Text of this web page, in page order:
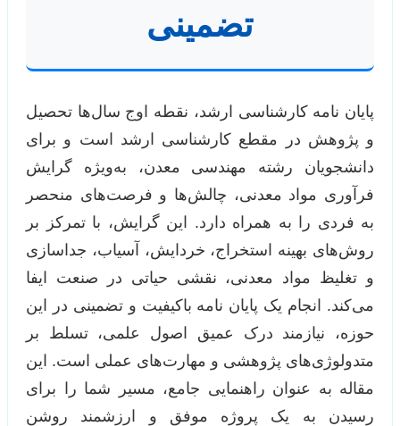
تضمینی
پایان نامه کارشناسی ارشد، نقطه اوج سال‌ها تحصیل
و پژوهش در مقطع کارشناسی ارشد است و برای
دانشجویان رشته مهندسی معدن، به‌ویژه گرایش
فرآوری مواد معدنی، چالش‌ها و فرصت‌های منحصر
به فردی را به همراه دارد. این گرایش، با تمرکز بر
روش‌های بهینه استخراج، خردایش، آسیاب، جداسازی
و تغلیظ مواد معدنی، نقشی حیاتی در صنعت ایفا
می‌کند. انجام یک پایان نامه باکیفیت و تضمینی در این
حوزه، نیازمند درک عمیق اصول علمی، تسلط بر
متدولوژی‌های پژوهشی و مهارت‌های عملی است. این
مقاله به عنوان راهنمایی جامع، مسیر شما را برای
رسیدن به یک پروژه موفق و ارزشمند روشن